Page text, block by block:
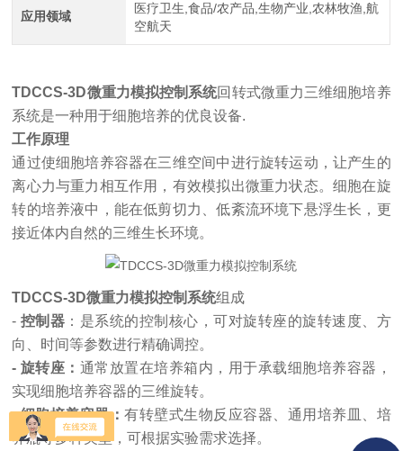
应用领域
医疗卫生,食品/农产品,生物产业,农林牧渔,航
空航天
TDCCS-3D微重力模拟控制系统回转式微重力三维细胞培养
系统是一种用于细胞培养的优良设备.
工作原理
通过使细胞培养容器在三维空间中进行旋转运动，让产生的
离心力与重力相互作用，有效模拟出微重力状态。细胞在旋
转的培养液中，能在低剪切力、低紊流环境下悬浮生长，更
接近体内自然的三维生长环境。
TDCCS-3D微重力模拟控制系统组成
- 控制器 ：是系统的控制核心，可对旋转座的旋转速度、方
向、时间等参数进行精确调控。
- 旋转座： 通常放置在培养箱内，用于承载细胞培养容器，
实现细胞培养容器的三维旋转。
- 细胞培养容器：有转壁式生物反应容器、通用培养皿、培
养瓶等多种类型，可根据实验需求选择。